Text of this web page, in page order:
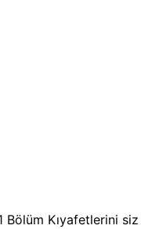
Bölüm Kıyafetlerini